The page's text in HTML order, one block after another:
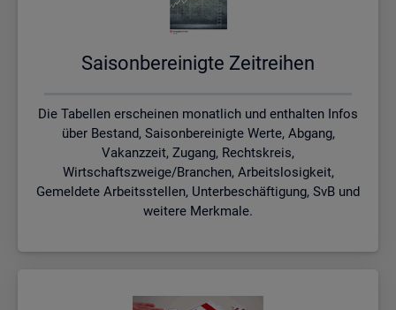
Sai­son­be­rei­nig­te Zeit­rei­hen
Die Tabellen erscheinen monatlich und enthalten Infos
über Bestand, Saisonbereinigte Werte, Abgang,
Vakanzzeit, Zugang, Rechtskreis,
Wirtschaftszweige/Branchen, Arbeitslosigkeit,
Gemeldete Arbeitsstellen, Unterbeschäftigung, SvB und
weitere Merkmale.